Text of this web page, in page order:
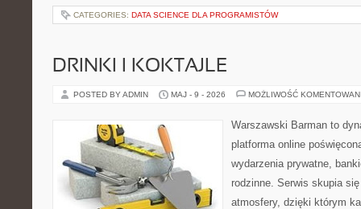
CATEGORIES: DATA SCIENCE DLA PROGRAMISTÓW
DRINKI I KOKTAJLE
POSTED BY ADMIN MAJ - 9 - 2026 MOŻLIWOŚĆ
Warszawski Barman to
platforma online
wydarzenia prywatne,
rodzinne. Serwis skupia
atmosfery, dzięki którym